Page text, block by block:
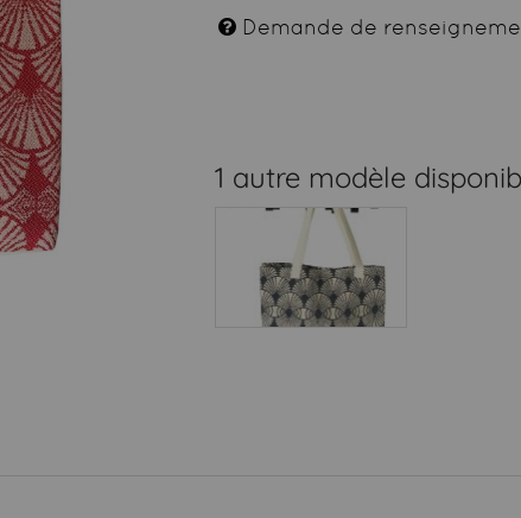
Demande de
1 autre modèle